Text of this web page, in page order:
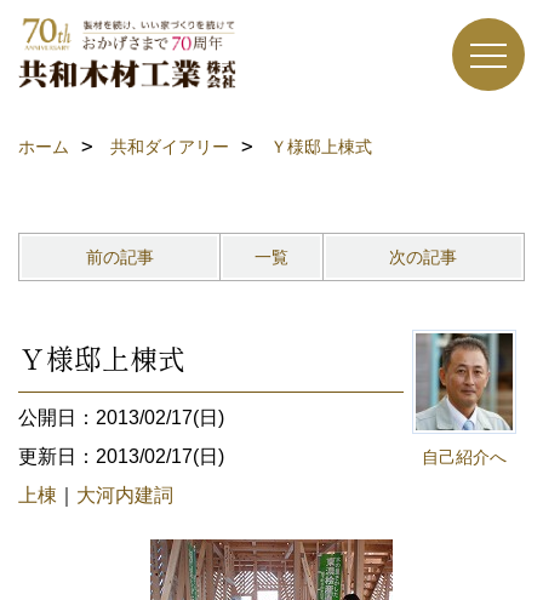
ホーム 共和ダイアリー Ｙ様邸上棟式
前の記事 一覧 次の記事
自己紹介へ
Ｙ様邸上棟式
公開日：2013/02/17(日)
更新日：2013/02/17(日)
上棟
大河内建詞